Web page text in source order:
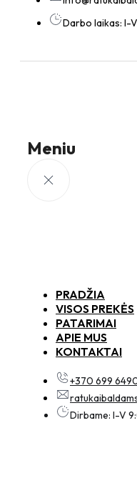
Darbo laikas: I-
Meniu
PRADŽIA
VISOS PREKĖS
PATARIMAI
APIE MUS
KONTAKTAI
+370 699
Dirbame: I-V